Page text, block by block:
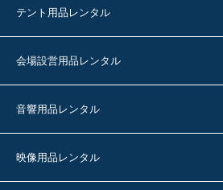
テント用品レンタル
会場設営用品レンタル
音響用品レンタル
映像用品レンタル